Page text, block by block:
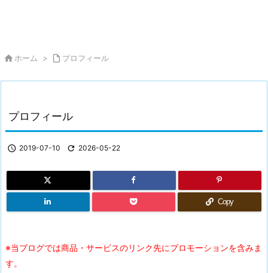
 ホーム >  プロフィール
プロフィール
 2019-07-10  2026-05-22
Copy
※当ブログでは商品・サービスのリンク先にプロモーションを含みま
す。